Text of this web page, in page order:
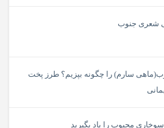
شعری جنوب
سارم) را چگونه بپزیم؟ طرز پخت
محبوب را یاد بگیرید